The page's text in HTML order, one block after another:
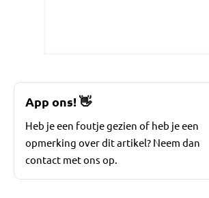
App ons!👋
Heb je een foutje gezien of heb je een
opmerking over dit artikel? Neem dan
contact met ons op.